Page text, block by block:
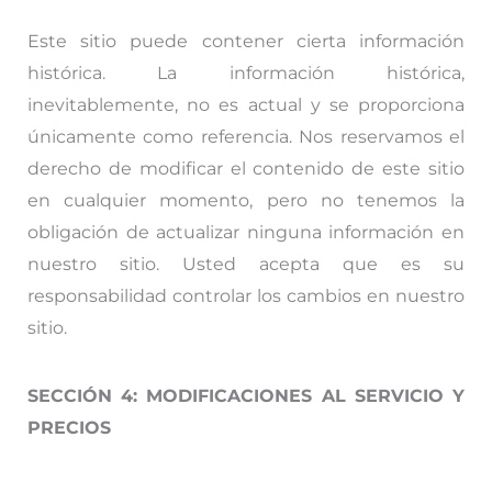
Este sitio puede contener cierta información
histórica. La información histórica,
inevitablemente, no es actual y se proporciona
únicamente como referencia. Nos reservamos el
derecho de modificar el contenido de este sitio
en cualquier momento, pero no tenemos la
obligación de actualizar ninguna información en
nuestro sitio. Usted acepta que es su
responsabilidad controlar los cambios en nuestro
sitio.
SECCIÓN 4: MODIFICACIONES AL SERVICIO Y
PRECIOS